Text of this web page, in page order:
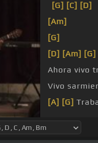
[G] [C] [D]
[Am]
[G]
[D] [Am] [G]
Ahora vivo
Vivo
[A] [G]